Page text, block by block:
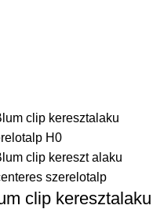
clip keresztalaku